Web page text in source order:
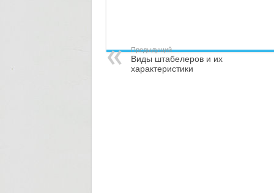
Предыдущий
Виды штабелеров и их
характеристики